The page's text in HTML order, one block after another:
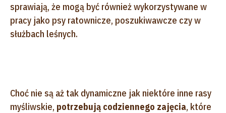
sprawiają, że mogą być również wykorzystywane w
pracy jako psy ratownicze, poszukiwawcze czy w
służbach leśnych.
Choć nie są aż tak dynamiczne jak niektóre inne rasy
myśliwskie, potrzebują codziennego zajęcia, które